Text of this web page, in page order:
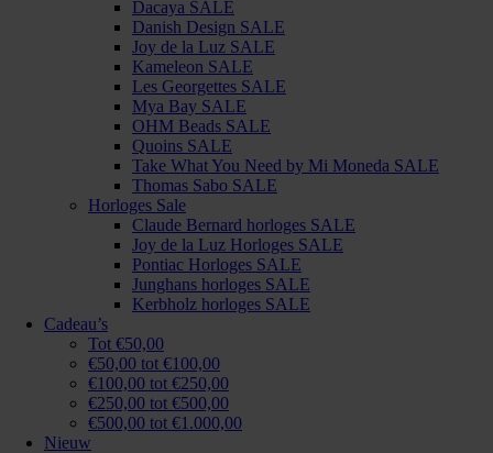
Dacaya SALE
Danish Design SALE
Joy de la Luz SALE
Kameleon SALE
Les Georgettes SALE
Mya Bay SALE
OHM Beads SALE
Quoins SALE
Take What You Need by Mi Moneda SALE
Thomas Sabo SALE
Horloges Sale
Claude Bernard horloges SALE
Joy de la Luz Horloges SALE
Pontiac Horloges SALE
Junghans horloges SALE
Kerbholz horloges SALE
Cadeau’s
Tot €50,00
€50,00 tot €100,00
€100,00 tot €250,00
€250,00 tot €500,00
€500,00 tot €1.000,00
Nieuw